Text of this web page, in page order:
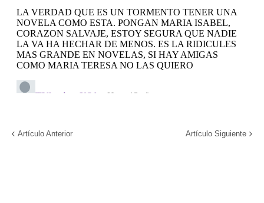
Artículo Anterior Artículo Siguiente